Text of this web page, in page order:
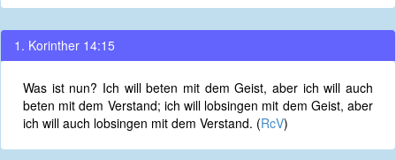
1. Korinther 14:15
Was ist nun? Ich will beten mit dem Geist, aber ich will auch
beten mit dem Verstand; ich will lobsingen mit dem Geist, aber
ich will auch lobsingen mit dem Verstand. (RcV)